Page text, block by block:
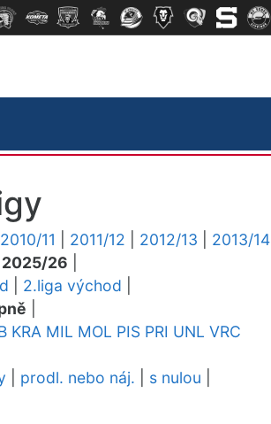
2010/11 2011/12 2012/13 2013/14
2025/26
2.liga východ
KRA MIL MOL PIS PRI UNL VRC
prodl. nebo náj. s nulou